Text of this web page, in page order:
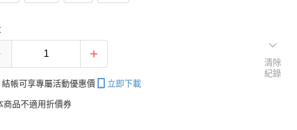
結帳可享專屬活動優惠價 立即下載
品不適用折價券
清除
紀錄